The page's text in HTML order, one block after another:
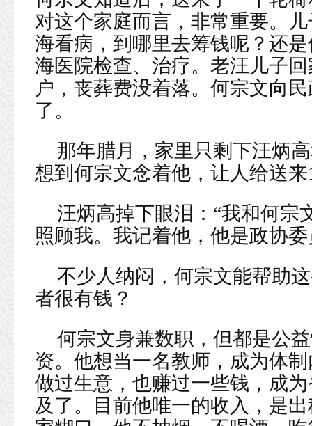
对这个家庭而言，非常重要。
海看病，到哪里去筹钱呢？还
海医院检查、治疗。老汪儿子
户，丧葬费没着落。何宗文向
了。
那年腊月，家里只剩下汪炳
想到何宗文念着他，让人给送来
汪炳高掉下眼泪：“我和何宗
照顾我。我记着他，他是政协委
不少人纳闷，何宗文能帮助
者很有钱？
何宗文身兼数职，但都是公
资。他想当一名教师，成为体
做过生意，也赚过一些钱，成
及了。目前他唯一的收入，是